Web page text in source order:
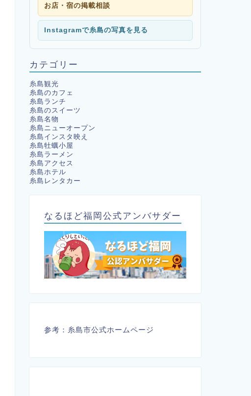
お店・宿の掲載相談
Instagramで糸島の写真を見る
カテゴリー
糸島観光
糸島のカフェ
糸島ランチ
糸島のスイーツ
糸島名物
糸島ニューオープン
糸島インスタ映え
糸島牡蠣小屋
糸島ラーメン
糸島アクセス
糸島ホテル
糸島レンタカー
なるほど福岡公式アンバサダー
参考： 糸島市公式ホームページ